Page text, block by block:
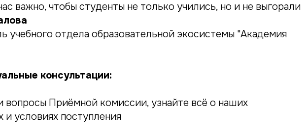
важно, чтобы студенты не только учились, но и не выгорали
учебного отдела образовательной экосистемы "Академия
консультации:
вопросы Приёмной комиссии, узнайте всё о наших
и условиях поступления